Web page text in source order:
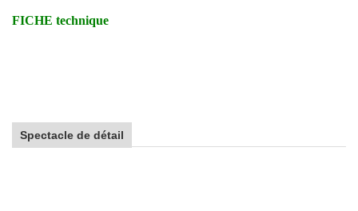
FICHE technique
Spectacle de détail